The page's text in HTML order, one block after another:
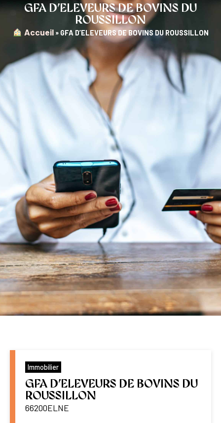
GFA D’ELEVEURS DE BOVINS DU
ROUSSILLON
︎ Accueil » GFA D’ELEVEURS DE BOVINS DU ROUSSILLON
Immobilier
GFA D’ELEVEURS DE BOVINS DU
ROUSSILLON
66200ELNE